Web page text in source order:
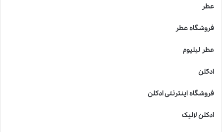
عطر
فروشگاه عطر
عطر لیلیوم
ادکلن
فروشگاه اینترنتی ادکلن
ادکلن لالیک